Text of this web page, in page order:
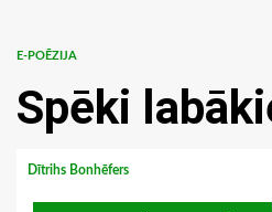
E-POĒZIJA
Spēki
Dītrihs Bonhēfers